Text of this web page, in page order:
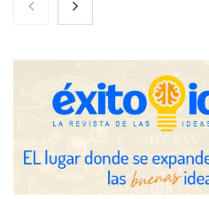
avanzadas para trading
COMPALISS de LYSOTRIC:
las posibilidades del salón
Fundación Mapfre y CISE
para impulsar ideas